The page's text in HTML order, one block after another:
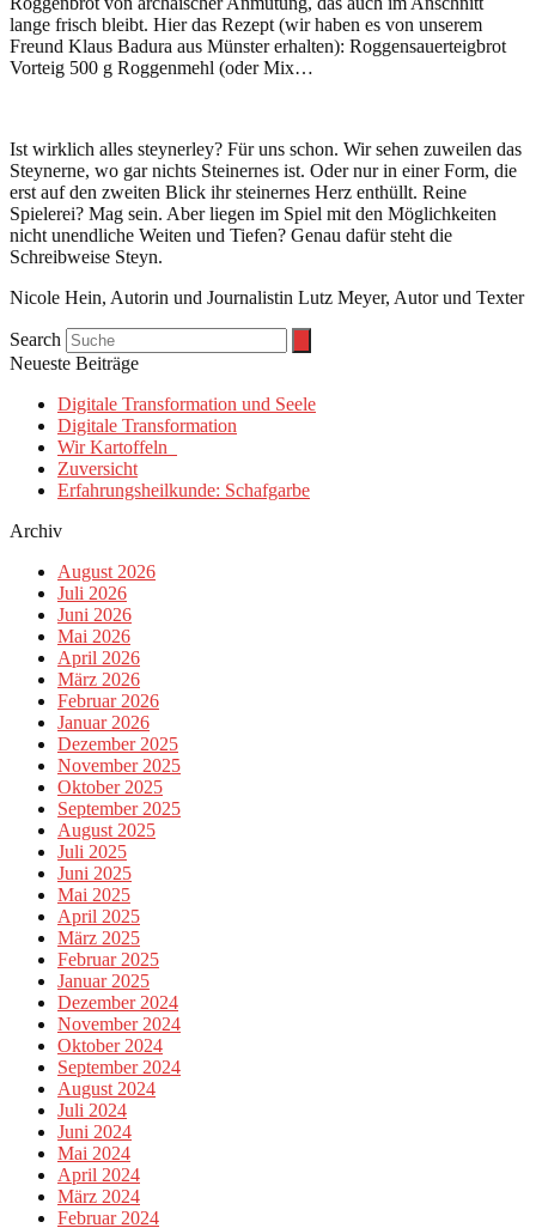
lange frisch bleibt. Hier das Rezept (wir haben es von unserem
Freund Klaus Badura aus Münster erhalten): Roggensauerteigbrot
Vorteig 500 g Roggenmehl (oder Mix…
Ist wirklich alles steynerley? Für uns schon. Wir sehen zuweilen das
Steynerne, wo gar nichts Steinernes ist. Oder nur in einer Form, die
erst auf den zweiten Blick ihr steinernes Herz enthüllt. Reine
Spielerei? Mag sein. Aber liegen im Spiel mit den Möglichkeiten
nicht unendliche Weiten und Tiefen? Genau dafür steht die
Schreibweise Steyn.
Nicole Hein, Autorin und Journalistin Lutz Meyer, Autor und Texter
Search
Neueste Beiträge
Digitale Transformation und Seele
Digitale Transformation
Wir Kartoffeln
Zuversicht
Erfahrungsheilkunde: Schafgarbe
Archiv
August 2026
Juli 2026
Juni 2026
Mai 2026
April 2026
März 2026
Februar 2026
Januar 2026
Dezember 2025
November 2025
Oktober 2025
September 2025
August 2025
Juli 2025
Juni 2025
Mai 2025
April 2025
März 2025
Februar 2025
Januar 2025
Dezember 2024
November 2024
Oktober 2024
September 2024
August 2024
Juli 2024
Juni 2024
Mai 2024
April 2024
März 2024
Februar 2024